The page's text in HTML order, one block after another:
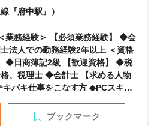
『府中駅』）
人での勤務経験2年以上 ＜資格
記2級 【歓迎資格】 ◆税
理士 ◆会計士 【求める人物
パキ仕事をこなす方 ◆PCスキル
ブックマーク